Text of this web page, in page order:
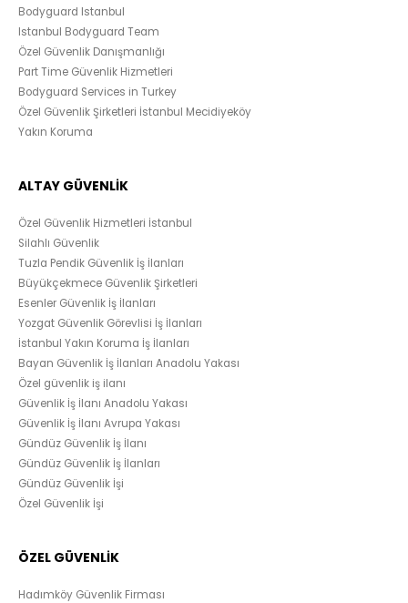
Bodyguard Istanbul
Istanbul Bodyguard Team
Özel Güvenlik Danışmanlığı
Part Time Güvenlik Hizmetleri
Bodyguard Services in Turkey
Özel Güvenlik Şirketleri İstanbul Mecidiyeköy
Yakın Koruma
ALTAY GÜVENLİK
Özel Güvenlik Hizmetleri İstanbul
Silahlı Güvenlik
Tuzla Pendik Güvenlik İş İlanları
Büyükçekmece Güvenlik Şirketleri
Esenler Güvenlik İş İlanları
Yozgat Güvenlik Görevlisi İş İlanları
İstanbul Yakın Koruma İş İlanları
Bayan Güvenlik İş İlanları Anadolu Yakası
Özel güvenlik iş ilanı
Güvenlik İş İlanı Anadolu Yakası
Güvenlik İş İlanı Avrupa Yakası
Gündüz Güvenlik İş İlanı
Gündüz Güvenlik İş İlanları
Gündüz Güvenlik İşi
Özel Güvenlik İşi
ÖZEL GÜVENLİK
Hadımköy Güvenlik Firması